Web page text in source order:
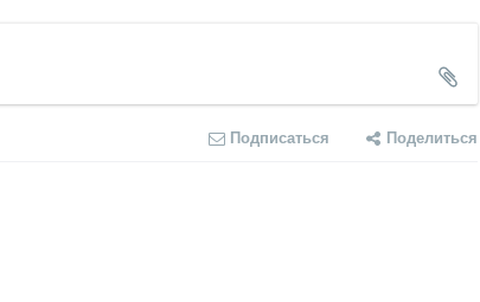
Подписаться Поделиться